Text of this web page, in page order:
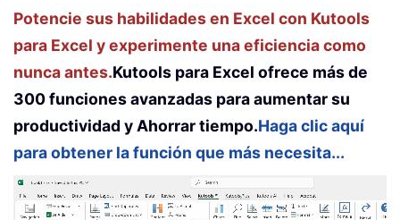
Potencie sus habilidades en Excel con Kutools
para Excel y experimente una eficiencia como
nunca antes.Kutools para Excel ofrece más de
300 funciones avanzadas para aumentar su
productividad y Ahorrar tiempo.Haga clic aquí
para obtener la función que más necesita...